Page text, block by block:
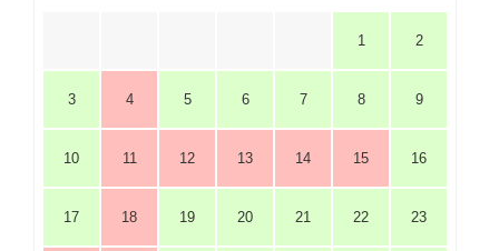
1 2
3 4 5 6 7 8 9
10 11 12 13 14 15 16
17 18 19 20 21 22 23